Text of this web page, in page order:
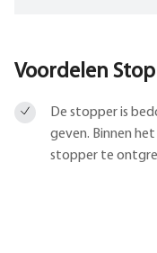
Voordelen
De stopper is
geven. Binnen
stopper te